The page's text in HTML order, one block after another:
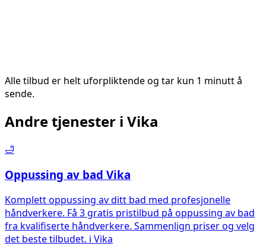
Alle tilbud er helt uforpliktende og tar kun 1 minutt å
sende.
Andre tjenester i Vika
🛁
Oppussing av bad Vika
Komplett oppussing av ditt bad med profesjonelle
håndverkere. Få 3 gratis pristilbud på oppussing av bad
fra kvalifiserte håndverkere. Sammenlign priser og velg
det beste tilbudet. i Vika